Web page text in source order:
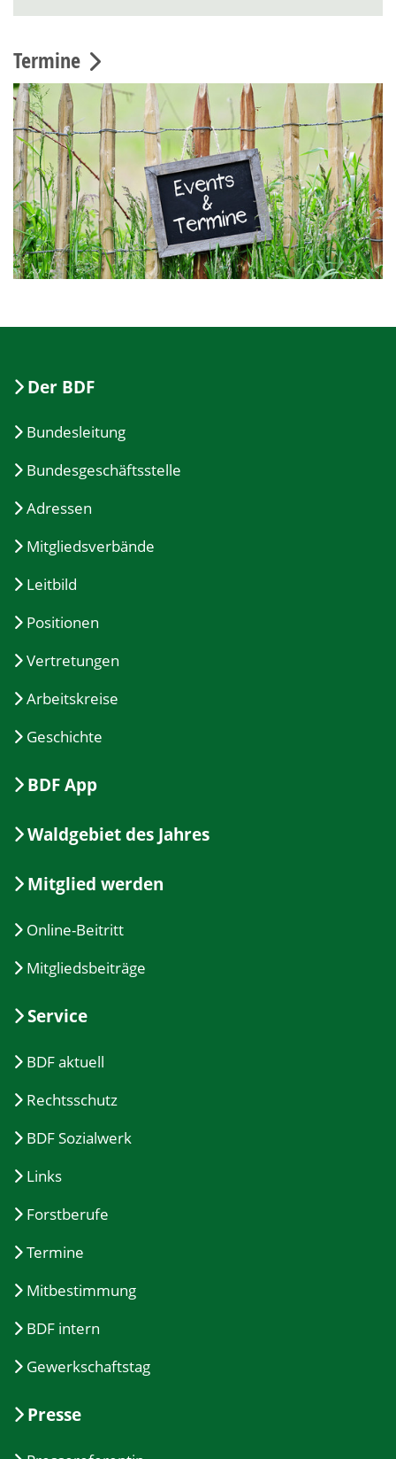
Termine
Der BDF
Bundesleitung
Bundesgeschäftsstelle
Adressen
Mitgliedsverbände
Leitbild
Positionen
Vertretungen
Arbeitskreise
Geschichte
BDF App
Waldgebiet des Jahres
Mitglied werden
Online-Beitritt
Mitgliedsbeiträge
Service
BDF aktuell
Rechtsschutz
BDF Sozialwerk
Links
Forstberufe
Termine
Mitbestimmung
BDF intern
Gewerkschaftstag
Presse